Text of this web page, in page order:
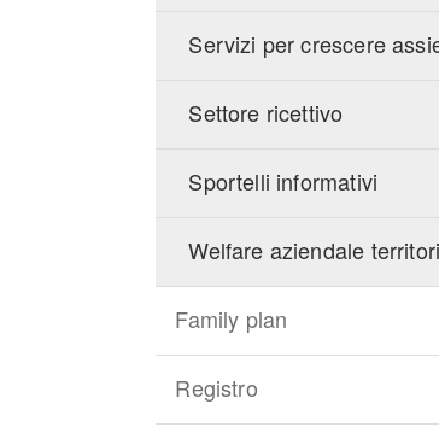
Servizi per crescere
Settore ricettivo
Sportelli informativi
Welfare aziendale
Family plan
Registro